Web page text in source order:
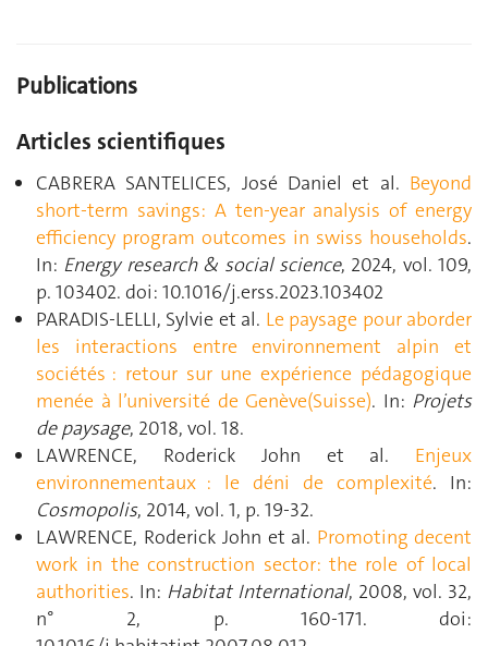
Publications
Articles scientifiques
CABRERA SANTELICES, José Daniel et al. Beyond
short-term savings: A ten-year analysis of energy
efficiency program outcomes in swiss households.
In: Energy research & social science, 2024, vol. 109,
p. 103402. doi: 10.1016/j.erss.2023.103402
PARADIS-LELLI, Sylvie et al. Le paysage pour aborder
les interactions entre environnement alpin et
sociétés : retour sur une expérience pédagogique
menée à l’université de Genève(Suisse). In: Projets
de paysage, 2018, vol. 18.
LAWRENCE, Roderick John et al. Enjeux
environnementaux : le déni de complexité. In:
Cosmopolis, 2014, vol. 1, p. 19‑32.
LAWRENCE, Roderick John et al. Promoting decent
work in the construction sector: the role of local
authorities. In: Habitat International, 2008, vol. 32,
n° 2, p. 160‑171. doi: